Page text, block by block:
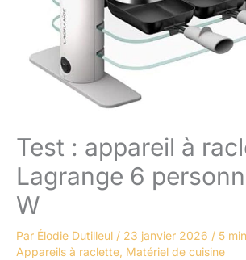
Test : appareil à
Lagrange 6
W
Par Élodie Dutilleul / 23 janvier 2026 / 5
Appareils à raclette, Matériel de cuisine